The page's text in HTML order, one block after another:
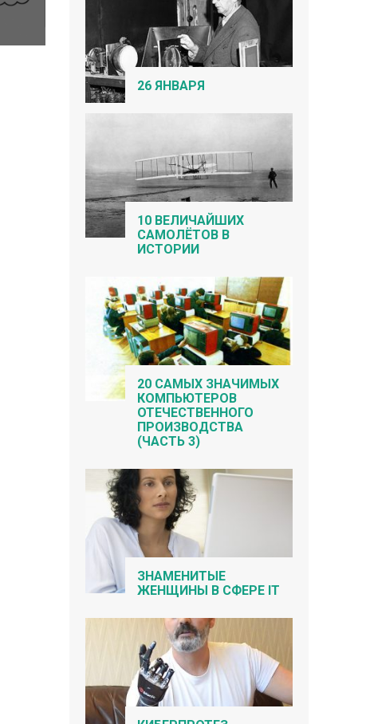
26 ЯНВАРЯ
10 ВЕЛИЧАЙШИХ
САМОЛЁТОВ В
ИСТОРИИ
20 САМЫХ ЗНАЧИМЫХ
КОМПЬЮТЕРОВ
ОТЕЧЕСТВЕННОГО
ПРОИЗВОДСТВА
(ЧАСТЬ 3)
ЗНАМЕНИТЫЕ
ЖЕНЩИНЫ В СФЕРЕ IT